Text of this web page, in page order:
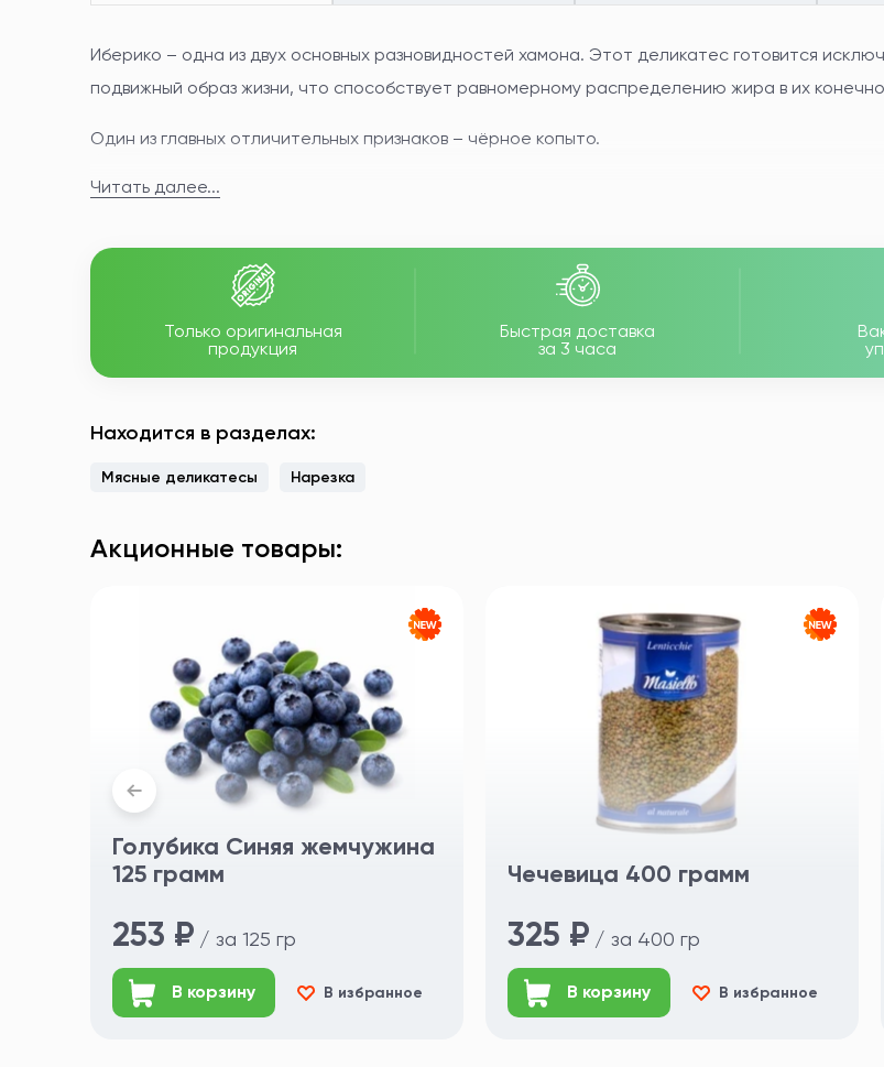
Иберико – одна из двух основных разновидностей хамона. Этот деликатес готовится
подвижный образ жизни, что способствует равномерному распределению жира в их
Один из главных отличительных признаков – чёрное копыто.
Неповторимый аромат и уникальные вкусовые качества хамона иберико пришлись гурманам
Также иберийский хамон богат витаминами B и аминокислотами.
Читать далее...
Только оригинальная
продукция
Быстрая доставка
за 3 часа
Находится в разделах:
Мясные деликатесы Нарезка
Акционные товары:
Голубика Синяя жемчужина
125 грамм
253 ₽ / за 125 гр
В корзину В избранное
Чечевица 400 грамм
325 ₽ / за 400 гр
В корзину В избранное